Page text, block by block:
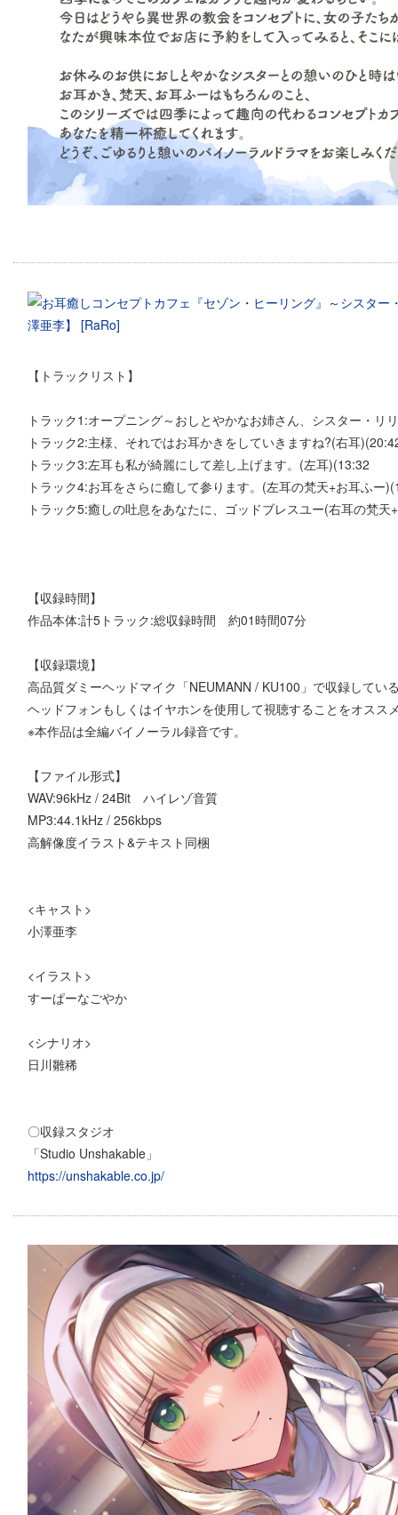
【トラックリスト】
トラック1:オープニング～おしとやかなお姉さん、シスター・リ
トラック2:主様、それではお耳かきをしていきますね?(右耳
トラック3:左耳も私が綺麗にして差し上げます。(左耳)(13:32
トラック4:お耳をさらに癒して参ります。(左耳の梵天+お耳ふー
トラック5:癒しの吐息をあなたに、ゴッドブレスユー(右耳の梵天
【収録時間】
作品本体:計5トラック:総収録時間 約01時間07分
【収録環境】
高品質ダミーヘッドマイク「NEUMANN / KU100」で収録してい
ヘッドフォンもしくはイヤホンを使用して視聴することをオスス
※本作品は全編バイノーラル録音です。
【ファイル形式】
WAV:96kHz / 24Bit ハイレゾ音質
MP3:44.1kHz / 256kbps
高解像度イラスト&テキスト同梱
<キャスト>
小澤亜李
<イラスト>
すーぱーなごやか
<シナリオ>
日川雛稀
〇収録スタジオ
「Studio Unshakable」
https://unshakable.co.jp/